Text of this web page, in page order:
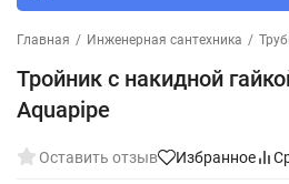
Главная / Инженерная сантехника /
Тройник с накидной
Aquapipe
Оставить отзыв Избранное